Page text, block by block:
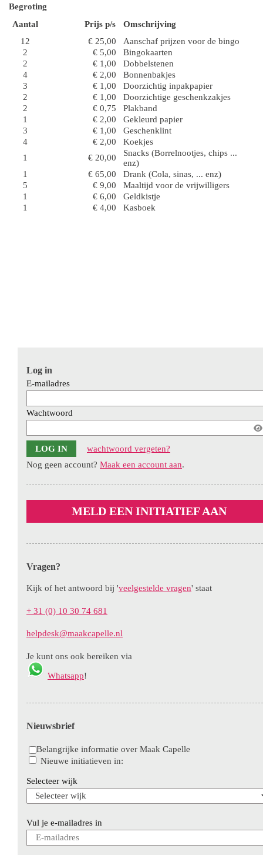
Begroting
Aantal
Prijs p/s
Omschrijving
12
€ 25,00
Aanschaf prijzen voor de bingo
2
€ 5,00
Bingokaarten
2
€ 1,00
Dobbelstenen
4
€ 2,00
Bonnenbakjes
3
€ 1,00
Doorzichtig inpakpapier
2
€ 1,00
Doorzichtige geschenkzakjes
2
€ 0,75
Plakband
1
€ 2,00
Gekleurd papier
3
€ 1,00
Geschenklint
4
€ 2,00
Koekjes
1
€ 20,00
Snacks (Borrelnootjes, chips ...
enz)
1
€ 65,00
Drank (Cola, sinas, ... enz)
5
€ 9,00
Maaltijd voor de vrijwilligers
1
€ 6,00
Geldkistje
1
€ 4,00 Kasboek
Log in
E-mailadres
Wachtwoord
wachtwoord vergeten?
Nog geen account? Maak een account aan.
MELD EEN INITIATIEF AAN
Vragen?
Kijk of het antwoord bij 'veelgestelde vragen' staat
+ 31 (0) 10 30 74 681
helpdesk@maakcapelle.nl
Je kunt ons ook bereiken via
Whatsapp!
Nieuwsbrief
Belangrijke informatie over Maak Capelle
Nieuwe initiatieven in:
Selecteer wijk
Vul je e-mailadres in